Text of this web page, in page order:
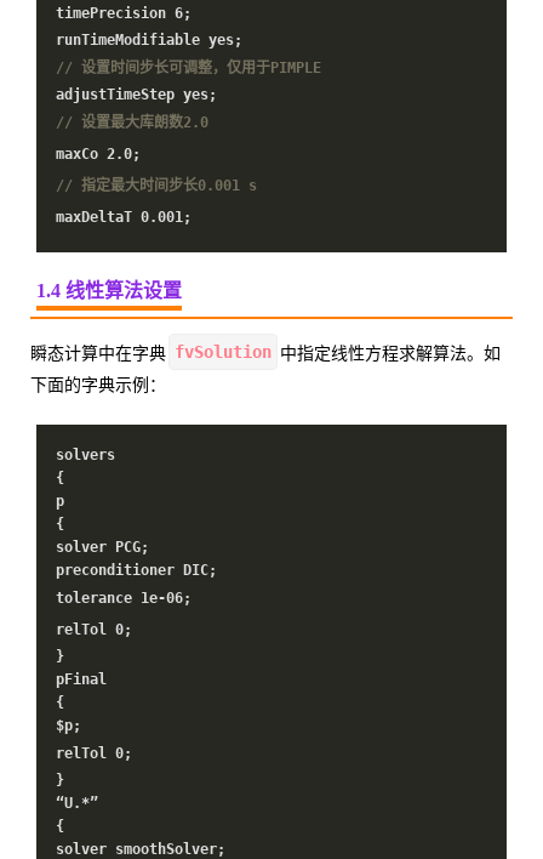
timePrecision 6;
runTimeModifiable yes;
// 设置时间步长可调整，仅用于PIMPLE
adjustTimeStep yes;
// 设置最大库朗数2.0
maxCo 2.0;
// 指定最大时间步长0.001 s
maxDeltaT 0.001;
1.4 线性算法设置
瞬态计算中在字典 fvSolution 中指定线性方程求解算法。如
下面的字典示例：
solvers
{
p
{
solver PCG;
preconditioner DIC;
tolerance 1e-06;
relTol 0;
}
pFinal
{
$p;
relTol 0;
}
“U.*”
{
solver smoothSolver;